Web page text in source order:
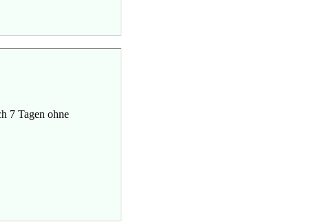
7 Tagen ohne